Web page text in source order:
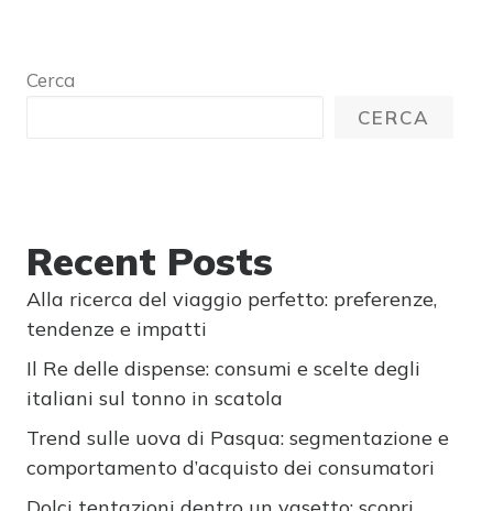
Cerca
CERCA
Recent Posts
Alla ricerca del viaggio perfetto: preferenze,
tendenze e impatti
Il Re delle dispense: consumi e scelte degli
italiani sul tonno in scatola
Trend sulle uova di Pasqua: segmentazione e
comportamento d’acquisto dei consumatori